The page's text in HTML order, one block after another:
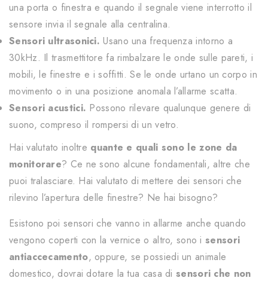
una porta o finestra e quando il segnale viene interrotto il
sensore invia il segnale alla centralina.
Sensori ultrasonici.Usano una frequenza intorno a
30kHz. Il trasmettitore fa rimbalzare le onde sulle pareti, i
mobili, le finestre e i soffitti. Se le onde urtano un corpo in
movimento o in una posizione anomala l’allarme scatta.
Sensori acustici. Possono rilevare qualunque genere di
suono, compreso il rompersi di un vetro.
Hai valutato inoltre quante e quali sono le zone da
monitorare? Ce ne sono alcune fondamentali, altre che
puoi tralasciare. Hai valutato di mettere dei sensori che
rilevino l’apertura delle finestre? Ne hai bisogno?
Esistono poi sensori che vanno in allarme anche quando
vengono coperti con la vernice o altro, sono isensori
antiaccecamento, oppure, se possiedi un animale
domestico, dovrai dotare la tua casa disensori che non